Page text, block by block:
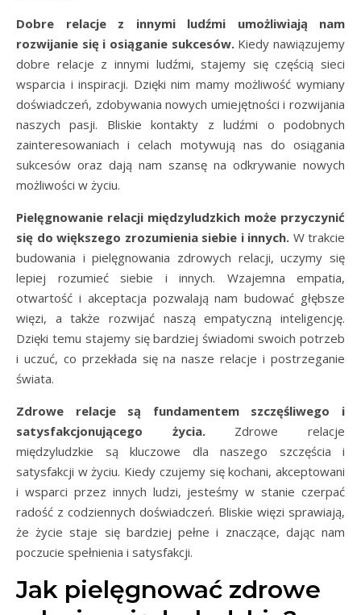
Dobre relacje z innymi ludźmi umożliwiają nam
rozwijanie się i osiąganie sukcesów.Kiedy nawiązujemy
dobre relacje z innymi ludźmi, stajemy się częścią sieci
wsparcia i inspiracji. Dzięki nim mamy możliwość wymiany
doświadczeń, zdobywania nowych umiejętności i rozwijania
naszych pasji. Bliskie kontakty z ludźmi o podobnych
zainteresowaniach i celach motywują nas do osiągania
sukcesów oraz dają nam szansę na odkrywanie nowych
możliwości w życiu.
Pielęgnowanie relacji międzyludzkich może przyczynić
się do większego zrozumienia siebie i innych. W trakcie
budowania i pielęgnowania zdrowych relacji, uczymy się
lepiej rozumieć siebie i innych. Wzajemna empatia,
otwartość i akceptacja pozwalają nam budować głębsze
więzi, a także rozwijać naszą empatyczną inteligencję.
Dzięki temu stajemy się bardziej świadomi swoich potrzeb
i uczuć, co przekłada się na nasze relacje i postrzeganie
świata.
Zdrowe relacje są fundamentem szczęśliwego i
satysfakcjonującego życia.Zdrowe relacje
międzyludzkie są kluczowe dla naszego szczęścia i
satysfakcji w życiu. Kiedy czujemy się kochani, akceptowani
i wsparci przez innych ludzi, jesteśmy w stanie czerpać
radość z codziennych doświadczeń. Bliskie więzi sprawiają,
że życie staje się bardziej pełne i znaczące, dając nam
poczucie spełnienia i satysfakcji.
Jak pielęgnować zdrowe